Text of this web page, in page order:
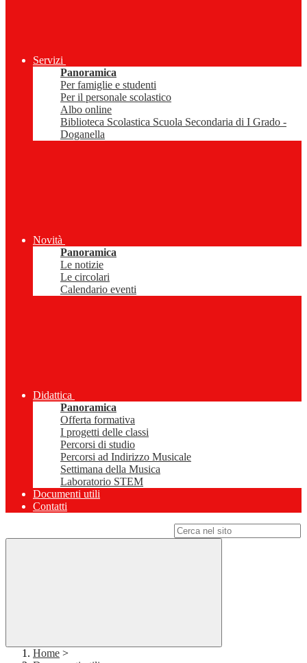
Servizi
Panoramica
Per famiglie e studenti
Per il personale scolastico
Albo online
Biblioteca Scolastica Scuola Secondaria di I Grado -
Doganella
Novità
Panoramica
Le notizie
Le circolari
Calendario eventi
Didattica
Panoramica
Offerta formativa
I progetti delle classi
Percorsi di studio
Percorsi ad Indirizzo Musicale
Settimana della Musica
Laboratorio STEM
Documenti utili
Contatti
Home >